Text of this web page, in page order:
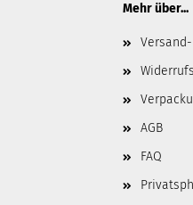
Mehr über...
AGB
FAQ